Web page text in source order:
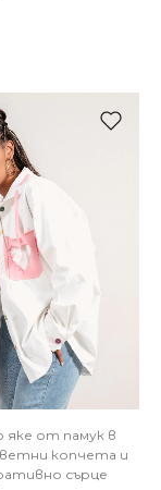
яке от памук в
копчета и
сърце